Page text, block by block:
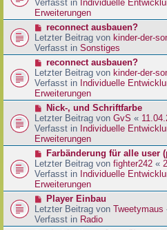
a
g
e
i
r
a
g
e
r
B
e
i
r
a
g
Verfasst in Individuelle
Erweiterungen
N
e
u
e
r
B
e
i
r
a
g
reconnect ausbauen?
Letzter Beitrag von kinder-der-
Verfasst in Sonstiges
N
e
u
e
r
B
e
i
t
a
g
reconnect ausbauen?
Letzter Beitrag von kinder-der-
Verfasst in Individuelle
Erweiterungen
N
e
u
e
r
B
e
i
t
a
g
Nick-, und Schriftfarbe
Letzter Beitrag von GvS «
Verfasst in Individuelle
Erweiterungen
N
e
u
e
r
B
e
i
Farbänderung für alle user
Letzter Beitrag von fighter242 «
Verfasst in Individuelle
Erweiterungen
N
e
u
Player Einbau
Letzter Beitrag von Tweetymaus
Verfasst in Radio